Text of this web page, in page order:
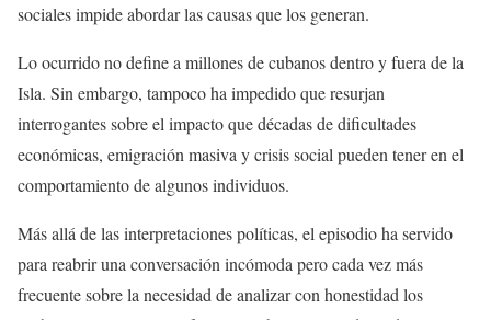
sociales impide abordar las causas que los generan.
Lo ocurrido no define a millones de cubanos dentro y fuera de la
Isla. Sin embargo, tampoco ha impedido que resurjan
interrogantes sobre el impacto que décadas de dificultades
económicas, emigración masiva y crisis social pueden tener en el
comportamiento de algunos individuos.
Más allá de las interpretaciones políticas, el episodio ha servido
para reabrir una conversación incómoda pero cada vez más
frecuente sobre la necesidad de analizar con honestidad los